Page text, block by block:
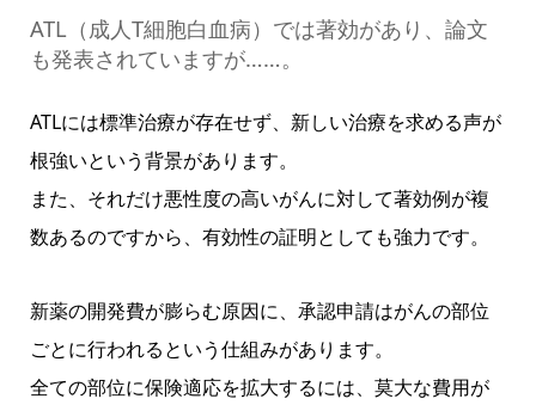
ATL（成人T細胞白血病）では著効があり、論文
も発表されていますが……。
ATLには標準治療が存在せず、新しい治療を求める声が
根強いという背景があります。
また、それだけ悪性度の高いがんに対して著効例が複
数あるのですから、有効性の証明としても強力です。
新薬の開発費が膨らむ原因に、承認申請はがんの部位
ごとに行われるという仕組みがあります。
全ての部位に保険適応を拡大するには、莫大な費用が